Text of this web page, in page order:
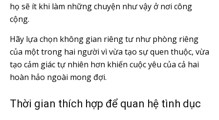
họ sẽ ít khi làm những chuyện như vậy ở nơi công
cộng.
Hãy lựa chọn không gian riêng tư như phòng riêng
của một trong hai người vì vừa tạo sự quen thuộc, vừa
tạo cảm giác tự nhiên hơn khiến cuộc yêu của cả hai
hoàn hảo ngoài mong đợi.
Thời gian thích hợp để quan hệ tình dục